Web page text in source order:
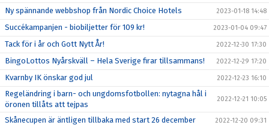
Ny spännande webbshop från Nordic Choice Hotels 2023-01-18 14:48
Succékampanjen - biobiljetter för 109 kr! 2023-01-04 09:47
Tack för i år och Gott Nytt År! 2022-12-30 17:30
BingoLottos Nyårskväll – Hela Sverige firar tillsammans! 2022-12-29 17:20
Kvarnby IK önskar god jul 2022-12-23 16:10
Regeländring i barn- och ungdomsfotbollen: nytagna hål i
öronen tillåts att tejpas
2022-12-21 10:05
Skånecupen är äntligen tillbaka med start 26 december 2022-12-20 09:31